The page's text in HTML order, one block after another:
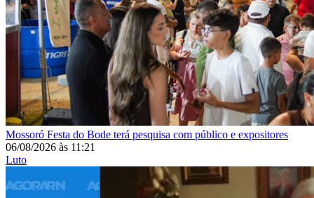
Mossoró Festa do Bode terá pesquisa com público e expositores
06/08/2026 às 11:21
Luto